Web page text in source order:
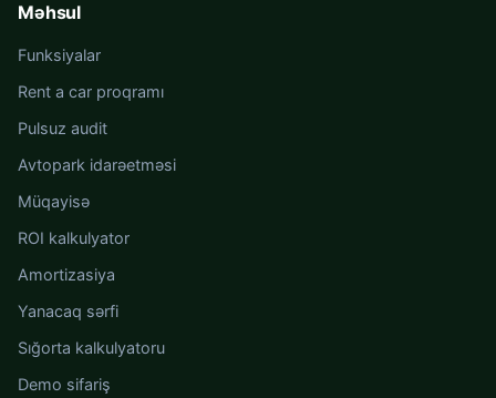
Məhsul
Funksiyalar
Rent a car proqramı
Pulsuz audit
Avtopark idarəetməsi
Müqayisə
ROI kalkulyator
Amortizasiya
Yanacaq sərfi
Sığorta kalkulyatoru
Demo sifariş